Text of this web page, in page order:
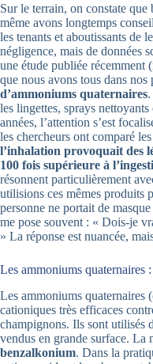
Sur le terrain, on constate
même avons longtemps
les tenants et aboutissants de
négligence, mais de données
une étude publiée récemment
que nous avons tous dans nos
d’ammoniums quaternaires
les lingettes, sprays
années, l’attention s’est
les chercheurs ont comparé
l’inhalation provoquait des
100 fois supérieure à
résonnent particulièrement
utilisions ces mêmes produits
personne ne portait de
me pose souvent : « Dois-je
» La réponse est nuancée,
Les ammoniums quaternaires
Les ammoniums quaternaires
cationiques très efficaces
champignons. Ils sont utilisés
vendus en grande surface. La
benzalkonium. Dans la